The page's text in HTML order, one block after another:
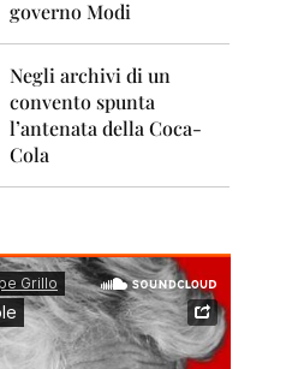
governo Modi
Negli archivi di un
convento spunta
l’antenata della Coca-
Cola